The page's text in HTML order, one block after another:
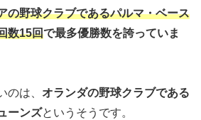
の野球クラブであるパルマ・ベース
数15回で最多優勝数を誇っていま
のは、 オランダの野球クラブである
ーンズというそうです。